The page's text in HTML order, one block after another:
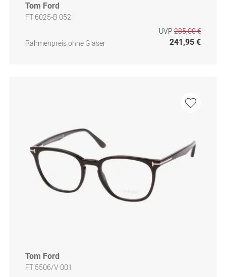
Tom Ford
FT 6025-B 052
Rahmenpreis ohne Gläser
UVP 285,00 €
241,95 €
Tom Ford
FT 5506/V 001